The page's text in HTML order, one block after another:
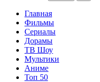
Главная
Фильмы
Сериалы
Дорамы
ТВ Шоу
Мультики
Аниме
Топ 50